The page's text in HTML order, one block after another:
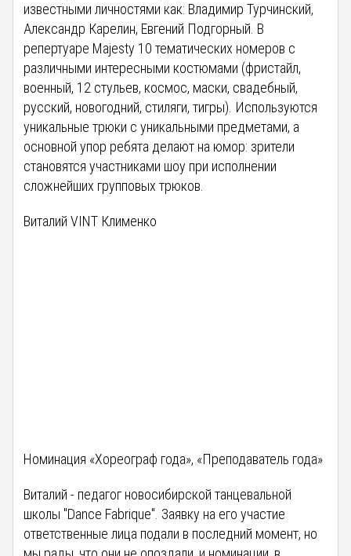
известными личностями как: Владимир Турчинский,
Александр Карелин, Евгений Подгорный. В
репертуаре Majesty 10 тематических номеров с
различными интересными костюмами (фристайл,
военный, 12 стульев, космос, маски, свадебный,
русский, новогодний, стиляги, тигры). Используются
уникальные трюки с уникальными предметами, а
основной упор ребята делают на юмор: зрители
становятся участниками шоу при исполнении
сложнейших групповых трюков.
Виталий VINT Клименко
Номинация «Хореограф года», «Преподаватель года»
Виталий - педагог новосибирской танцевальной
школы "Dance Fabrique". Заявку на его участие
ответственные лица подали в последний момент, но